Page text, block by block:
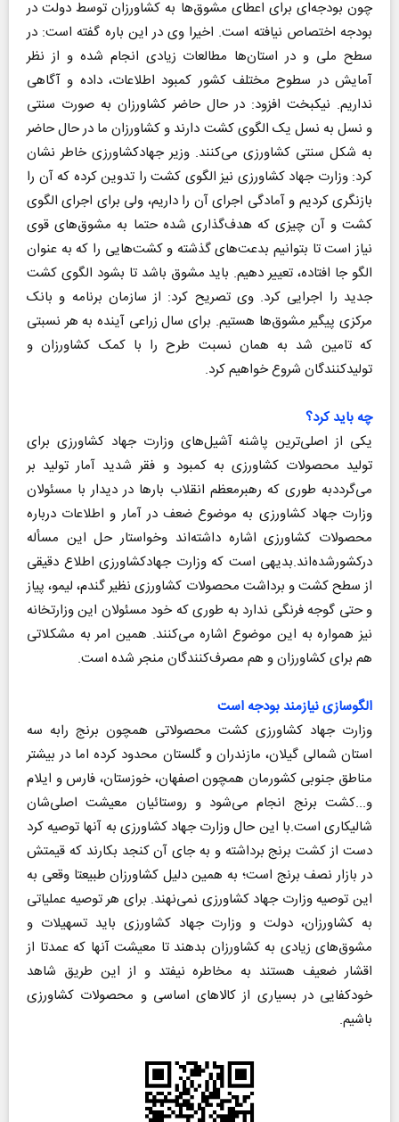
چون بودجه‌ای برای اعطای مشوق‌ها به کشاورزان توسط دولت در
بودجه اختصاص نیافته است. اخیرا وی در این باره گفته است: در
سطح ملی و در استان‌ها مطالعات زیادی انجام شده و از نظر
آمایش در سطوح مختلف کشور کمبود اطلاعات، داده و آگاهی
نداریم. نیکبخت افزود: در حال حاضر کشاورزان به صورت سنتی
و نسل به نسل یک الگوی کشت دارند و کشاورزان ما در حال حاضر
به شکل سنتی کشاورزی می‌کنند. وزیر جهادکشاورزی خاطر نشان
کرد: وزارت جهاد کشاورزی نیز الگوی کشت را تدوین کرده که آن را
بازنگری کردیم و آمادگی اجرای آن را داریم، ولی برای اجرای الگوی
کشت و آن چیزی که هدف‌گذاری شده حتما به مشوق‌های قوی
نیاز است تا بتوانیم بدعت‌های گذشته و کشت‌هایی را که به عنوان
الگو جا افتاده، تعییر دهیم. باید مشوق باشد تا بشود الگوی کشت
جدید را اجرایی کرد. وی تصریح کرد: از سازمان برنامه و بانک
مرکزی پیگیر مشوق‌ها هستیم. برای سال زراعی آینده به هر نسبتی
که تامین شد به همان نسبت طرح را با کمک کشاورزان و
تولیدکنندگان شروع خواهیم کرد.
چه باید کرد؟
یکی از اصلی‌ترین پاشنه آشیل‌های وزارت جهاد کشاورزی برای
تولید محصولات کشاورزی به کمبود و فقر شدید آمار تولید بر
می‌گرددبه طوری که رهبرمعظم انقلاب بارها در دیدار با مسئولان
وزارت جهاد کشاورزی به موضوع ضعف در آمار و اطلاعات درباره
محصولات کشاورزی اشاره داشته‌اند وخواستار حل این مسأله
درکشورشده‌اند.بدیهی است که وزارت جهادکشاورزی اطلاع دقیقی
از سطح کشت و برداشت محصولات کشاورزی نظیر گندم، لیمو، پیاز
و حتی گوجه فرنگی ندارد به طوری که خود مسئولان این وزارتخانه
نیز همواره به این موضوع اشاره می‌کنند. همین امر به مشکلاتی
هم برای کشاورزان و هم مصرف‌کنندگان منجر شده است.
الگوسازی نیازمند بودجه است
وزارت جهاد کشاورزی کشت محصولاتی همچون برنج رابه سه
استان شمالی گیلان، مازندران و گلستان محدود کرده اما در بیشتر
مناطق جنوبی کشورمان همچون اصفهان، خوزستان، فارس و ایلام
و...کشت برنج انجام می‌شود و روستائیان معیشت اصلی‌شان
شالیکاری است.با این حال وزارت جهاد کشاورزی به آنها توصیه کرد
دست از کشت برنج برداشته و به جای آن کنجد بکارند که قیمتش
در بازار نصف برنج است؛ به همین دلیل کشاورزان طبیعتا وقعی به
این توصیه وزارت جهاد کشاورزی نمی‌نهند. برای هر توصیه عملیاتی
به کشاورزان، دولت و وزارت جهاد کشاورزی باید تسهیلات و
مشوق‌های زیادی به کشاورزان بدهند تا معیشت آنها که عمدتا از
اقشار ضعیف هستند به مخاطره نیفتد و از این طریق شاهد
خودکفایی در بسیاری از کالاهای اساسی و محصولات کشاورزی
باشیم.